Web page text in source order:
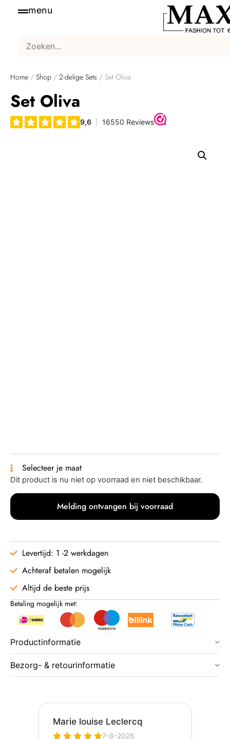
menu
Home / Shop / 2-delige Sets / Set Oliva
Set Oliva
Selecteer je maat
Dit product is nu niet op voorraad en niet beschikbaar.
Melding ontvangen bij voorraad
Levertijd: 1 -2 werkdagen
Achteraf betalen mogelijk
Altijd de beste prijs
Betaling mogelijk met:
Productinformatie
Bezorg- & retourinformatie